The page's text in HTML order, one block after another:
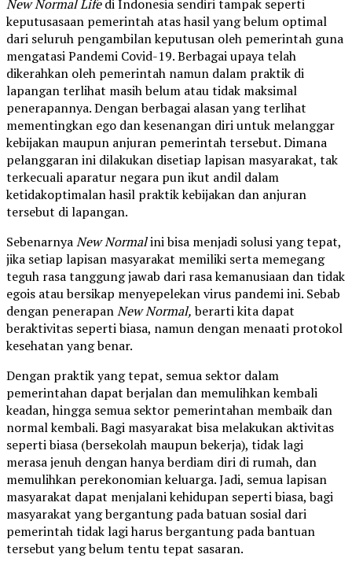
NewNormal Lifedi Indonesia sendiri tampak seperti
keputusasaan pemerintah atas hasil yang belum optimal
dari seluruh pengambilan keputusan oleh pemerintah guna
mengatasi Pandemi Covid-19. Berbagai upaya telah
dikerahkan oleh pemerintah namun dalam praktik di
lapangan terlihat masih belum atau tidak maksimal
penerapannya. Dengan berbagai alasan yang terlihat
mementingkan ego dan kesenangan diri untuk melanggar
kebijakan maupun anjuran pemerintah tersebut. Dimana
pelanggaran ini dilakukan disetiap lapisan masyarakat, tak
terkecuali aparatur negara pun ikut andil dalam
ketidakoptimalan hasil praktik kebijakan dan anjuran
tersebut di lapangan.
SebenarnyaNewNormalini bisa menjadi solusi yang tepat,
jika setiap lapisan masyarakat memiliki serta memegang
teguh rasa tanggung jawab dari rasa kemanusiaan dan tidak
egois atau bersikap menyepelekan virus pandemi ini. Sebab
dengan penerapanNewNormal,berarti kita dapat
beraktivitas seperti biasa, namun dengan menaati protokol
kesehatan yang benar.
Dengan praktik yang tepat, semua sektor dalam
pemerintahan dapat berjalan dan memulihkan kembali
keadan, hingga semua sektor pemerintahan membaik dan
normal kembali. Bagi masyarakat bisa melakukan aktivitas
seperti biasa (bersekolah maupun bekerja), tidak lagi
merasa jenuh dengan hanya berdiam diri di rumah, dan
memulihkan perekonomian keluarga. Jadi, semua lapisan
masyarakat dapat menjalani kehidupan seperti biasa, bagi
masyarakat yang bergantung pada batuan sosial dari
pemerintah tidak lagi harus bergantung pada bantuan
tersebut yang belum tentu tepat sasaran.